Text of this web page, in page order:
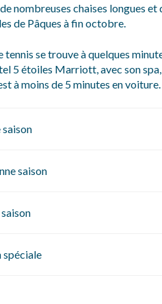
nombreuses chaises longues et
de Pâques à fin octobre.
tennis se trouve à quelques
5 étoiles Marriott, avec son
à moins de 5 minutes en voiture.
saison
spéciale